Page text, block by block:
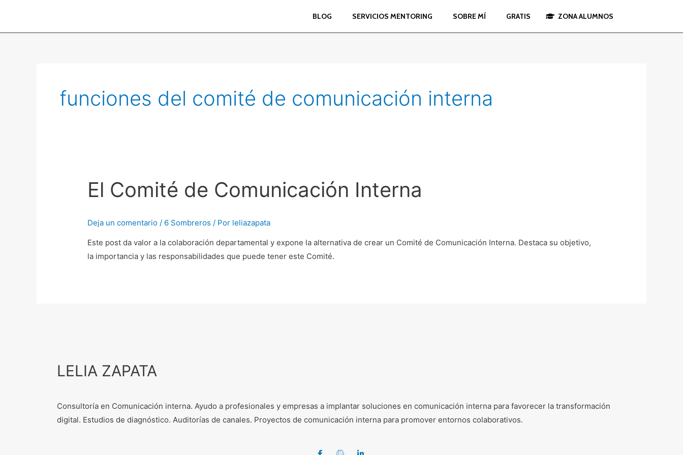
contenido
BLOG SERVICIOS MENTORING SOBRE MÍ GRATIS ZONA ALUMNOS
funciones del comité de comunicación interna
El Comité de Comunicación Interna
Deja un comentario / 6 Sombreros / Por leliazapata
Este post da valor a la colaboración departamental y expone la alternativa de crear un Comité de Comunicación Interna. Destaca su objetivo,
la importancia y las responsabilidades que puede tener este Comité.
LELIA ZAPATA
Consultoría en Comunicación interna. Ayudo a profesionales y empresas a implantar soluciones en comunicación interna para favorecer la transformación
digital. Estudios de diagnóstico. Auditorías de canales. Proyectos de comunicación interna para promover entornos colaborativos.